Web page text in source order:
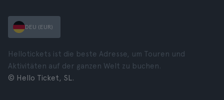
DEU (EUR)
Hellotickets ist die beste Adresse, um Touren und
Aktivitäten auf der ganzen Welt zu buchen.
© Hello Ticket, SL.